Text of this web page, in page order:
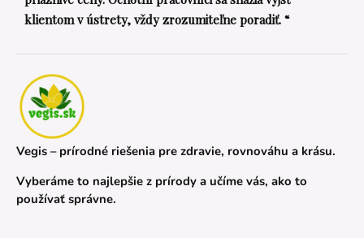
klientom v ústrety, vždy zrozumiteľne poradiť. “
Vegis – prírodné riešenia pre zdravie, rovnováhu a krásu.
Vyberáme to najlepšie z prírody a učíme vás, ako to
používať správne.